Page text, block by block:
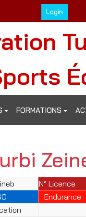
Login
FORMATIONS
N° Licence
Endurance